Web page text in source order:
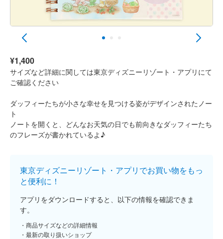
¥1,400
サイズなど詳細に関しては東京ディズニーリゾート・アプリにて
ご確認ください
ダッフィーたちが小さな幸せを見つける姿がデザインされたノー
ト
ノートを開くと、どんなお天気の日でも前向きなダッフィーたち
のフレーズが書かれているよ♪
東京ディズニーリゾート・アプリでお買い物をもっ
と便利に！
アプリをダウンロードすると、以下の情報を確認できま
す。
商品サイズなどの詳細情報
最新の取り扱いショップ